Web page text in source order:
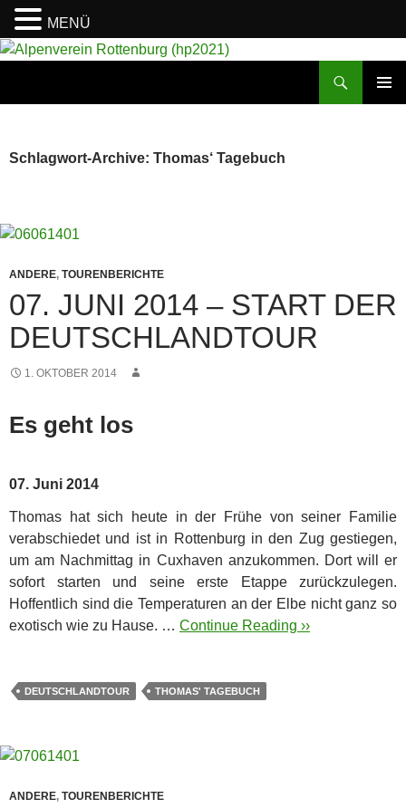
Schlagwort-Archive: Thomas‘ Tagebuch
ANDERE, TOURENBERICHTE
07. JUNI 2014 – START DER
DEUTSCHLANDTOUR
1. OKTOBER 2014
Es geht los
07. Juni 2014
Thomas hat sich heute in der Frühe von seiner Familie
verabschiedet und ist in Rottenburg in den Zug gestiegen,
um am Nachmittag in Cuxhaven anzukommen. Dort will er
sofort starten und seine erste Etappe zurückzulegen.
Hoffentlich sind die Temperaturen an der Elbe nicht ganz so
exotisch wie zu Hause. … Continue Reading ››
DEUTSCHLANDTOUR THOMAS' TAGEBUCH
ANDERE, TOURENBERICHTE
MENÜ